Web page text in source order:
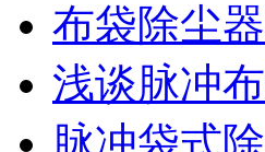
布袋除尘
浅谈脉冲